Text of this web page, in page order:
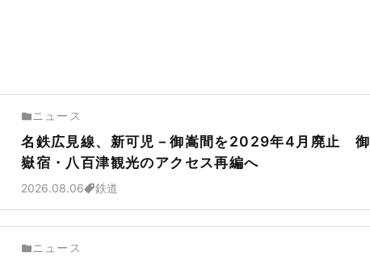
ニュース
名鉄広見線、新可児－御嵩間を2029年4月廃止 御
嶽宿・八百津観光のアクセス再編へ
2026.08.06 鉄道
ニュース